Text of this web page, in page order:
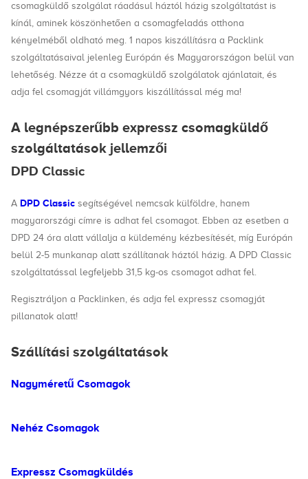
csomagküldő szolgálat ráadásul háztól házig szolgáltatást is
kínál, aminek köszönhetően a csomagfeladás otthona
kényelméből oldható meg. 1 napos kiszállításra a Packlink
szolgáltatásaival jelenleg Európán és Magyarországon belül van
lehetőség. Nézze át a csomagküldő szolgálatok ajánlatait, és
adja fel csomagját villámgyors kiszállítással még ma!
A legnépszerűbb expressz csomagküldő
szolgáltatások jellemzői
DPD Classic
A DPD Classic segítségével nemcsak külföldre, hanem
magyarországi címre is adhat fel csomagot. Ebben az esetben a
DPD 24 óra alatt vállalja a küldemény kézbesítését, míg Európán
belül 2-5 munkanap alatt szállítanak háztól házig. A DPD Classic
szolgáltatással legfeljebb 31,5 kg-os csomagot adhat fel.
Regisztráljon a Packlinken, és adja fel expressz csomagját
pillanatok alatt!
Szállítási szolgáltatások
Nagyméretű Csomagok
Nehéz Csomagok
Expressz Csomagküldés